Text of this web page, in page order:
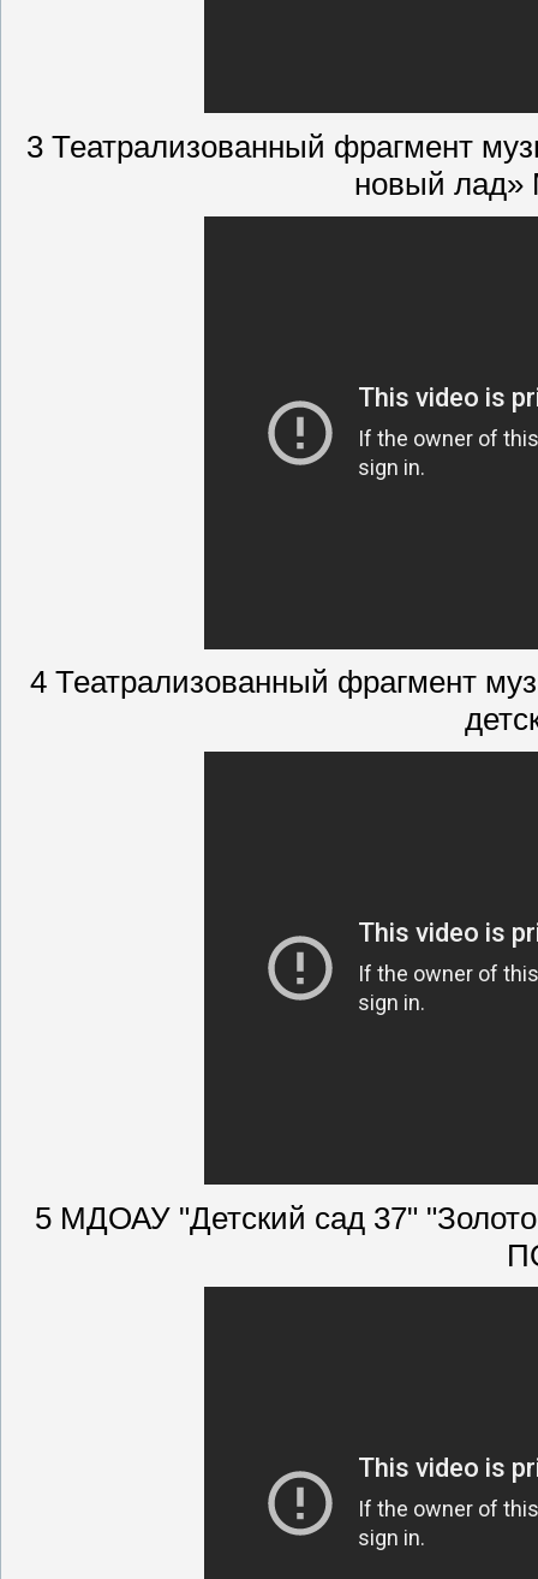
3 Театрализованный фрагмент
новый лад»
4 Театрализованный фрагмент
5 МДОАУ "Детский сад 37"